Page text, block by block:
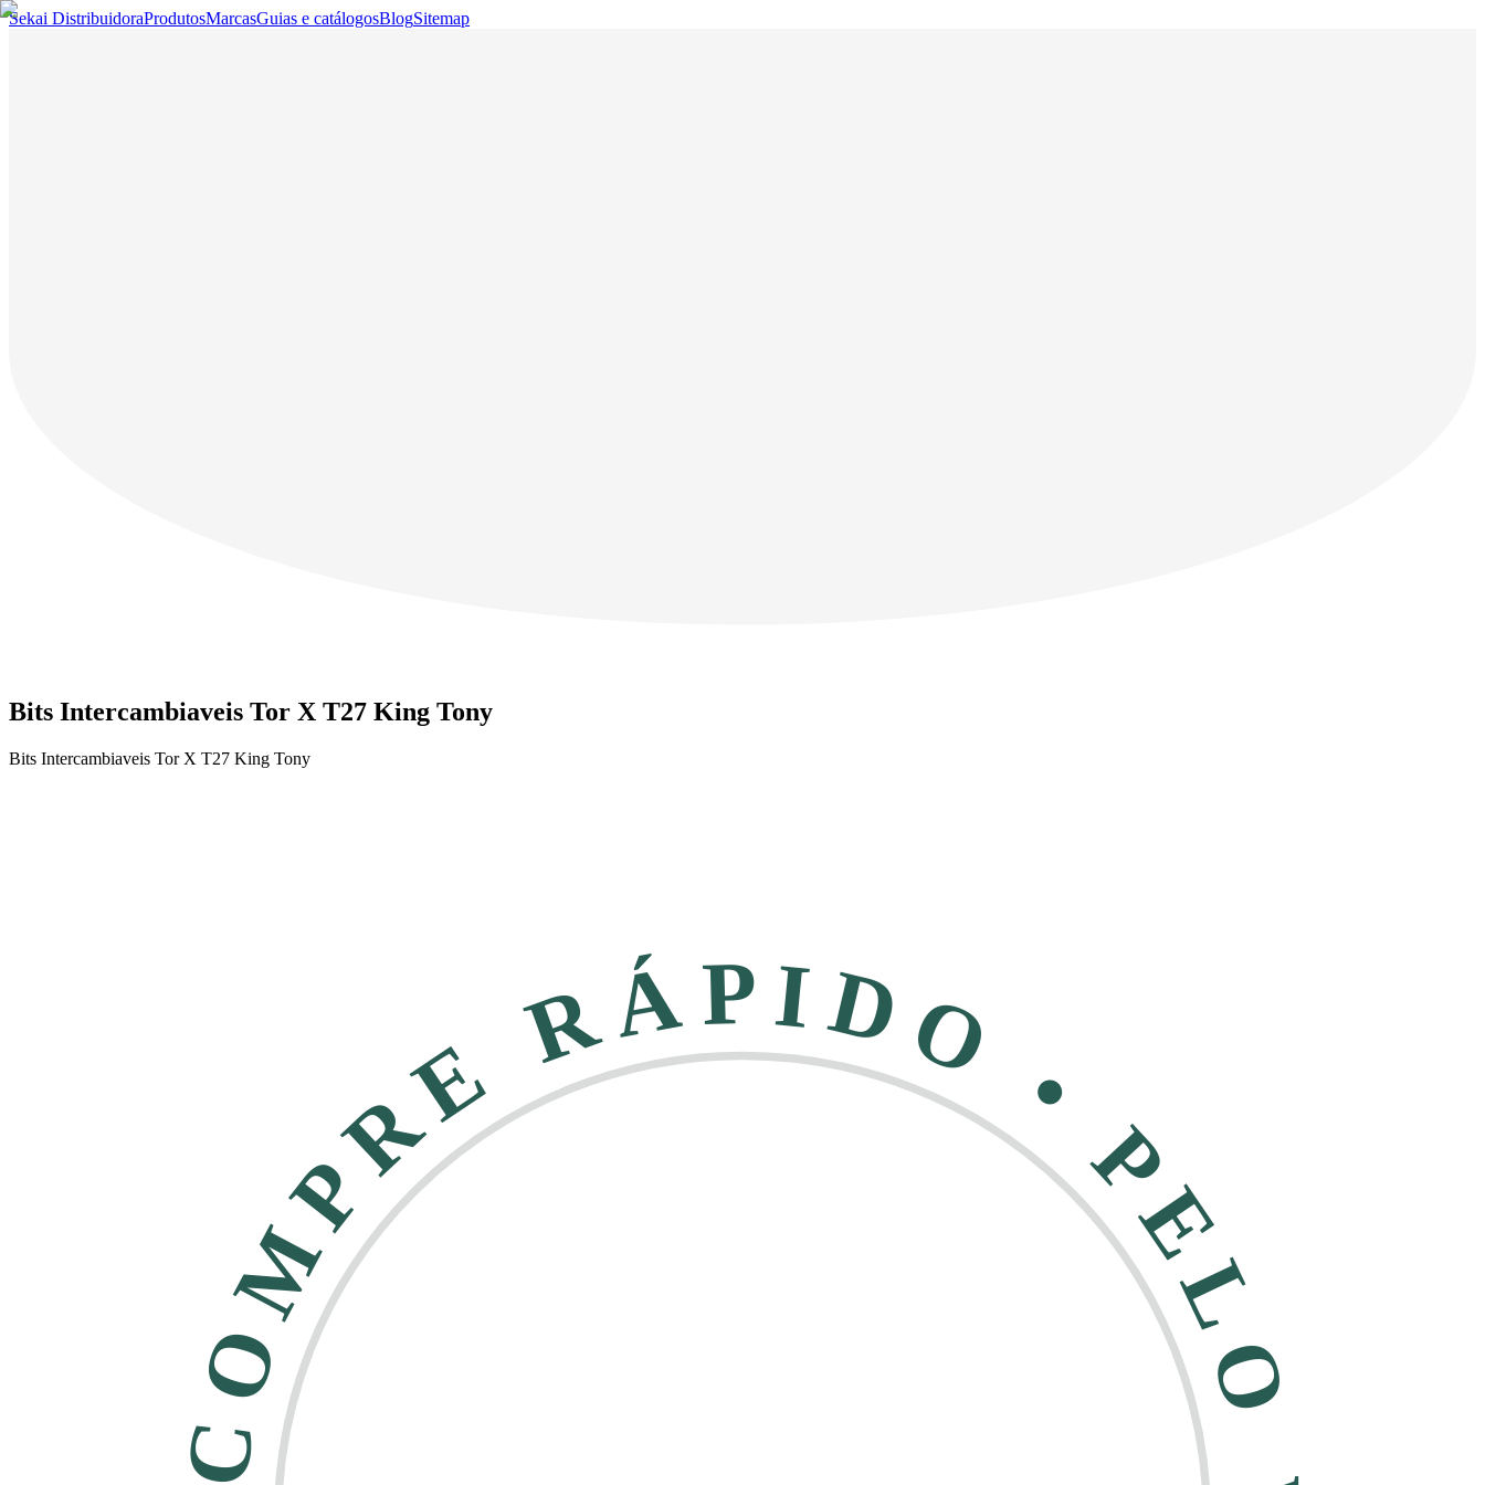
Sekai DistribuidoraProdutosMarcasGuias e catálogosBlogSitemap
Bits Intercambiaveis Tor X T27 King Tony
Bits Intercambiaveis Tor X T27 King Tony